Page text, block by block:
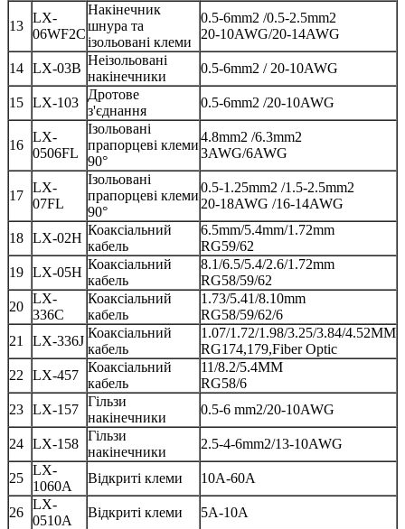
13
LX-
06WF2C
Накінечник
шнура та
ізольовані клеми
0.5-6mm2 /0.5-2.5mm2
20-10AWG/20-14AWG
14 LX-03B
Неізольовані
накінечники
0.5-6mm2 / 20-10AWG
15 LX-103
Дротове
з'єднання
0.5-6mm2 /20-10AWG
16
LX-
0506FL
Ізольовані
прапорцеві клеми
90°
4.8mm2 /6.3mm2
3AWG/6AWG
17
LX-
07FL
Ізольовані
прапорцеві клеми
90°
0.5-1.25mm2 /1.5-2.5mm2
20-18AWG /16-14AWG
18 LX-02H
Коаксіальний
кабель
6.5mm/5.4mm/1.72mm
RG59/62
19 LX-05H
Коаксіальний
кабель
8.1/6.5/5.4/2.6/1.72mm
RG58/59/62
20
LX-
336C
Коаксіальний
кабель
1.73/5.41/8.10mm
RG58/59/62/6
21
LX-336J
Коаксіальний
кабель
1.07/1.72/1.98/3.25/3.84/4.52MM
RG174,179,Fiber Optic
22
LX-457
Коаксіальний
кабель
11/8.2/5.4MM
RG58/6
23 LX-157
Гільзи
накінечники
0.5-6 mm2/20-10AWG
24 LX-158
Гільзи
накінечники
2.5-4-6mm2/13-10AWG
25
LX-
1060A
Відкриті клеми 10A-60A
26
LX-
0510A
Відкриті клеми
5A-10A